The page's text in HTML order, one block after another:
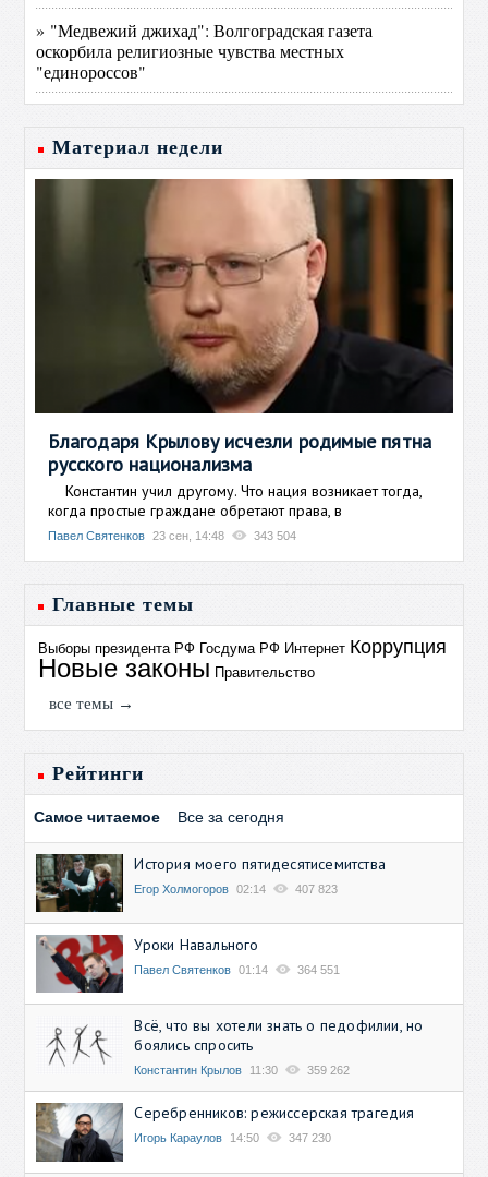
» "Медвежий джихад": Волгоградская газета
оскорбила религиозные чувства местных
"единороссов"
Материал недели
Благодаря Крылову исчезли родимые пятна
русского национализма
Константин учил другому. Что нация возникает тогда,
когда простые граждане обретают права, в
Павел Святенков 23 сен, 14:48 343 504
Главные темы
Выборы президента РФ Госдума РФ Интернет Коррупция
Новые законы Правительство
все темы →
Рейтинги
Самое читаемое Все за сегодня
История моего пятидесятисемитства
Егор Холмогоров 02:14 407 823
Уроки Навального
Павел Святенков 01:14 364 551
Всё, что вы хотели знать о педофилии, но
боялись спросить
Константин Крылов 11:30 359 262
Серебренников: режиссерская трагедия
Игорь Караулов 14:50 347 230